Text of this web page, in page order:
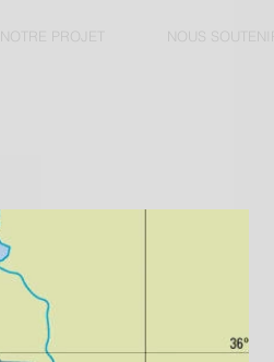
NOTRE PROJET NOUS SOUTENIR